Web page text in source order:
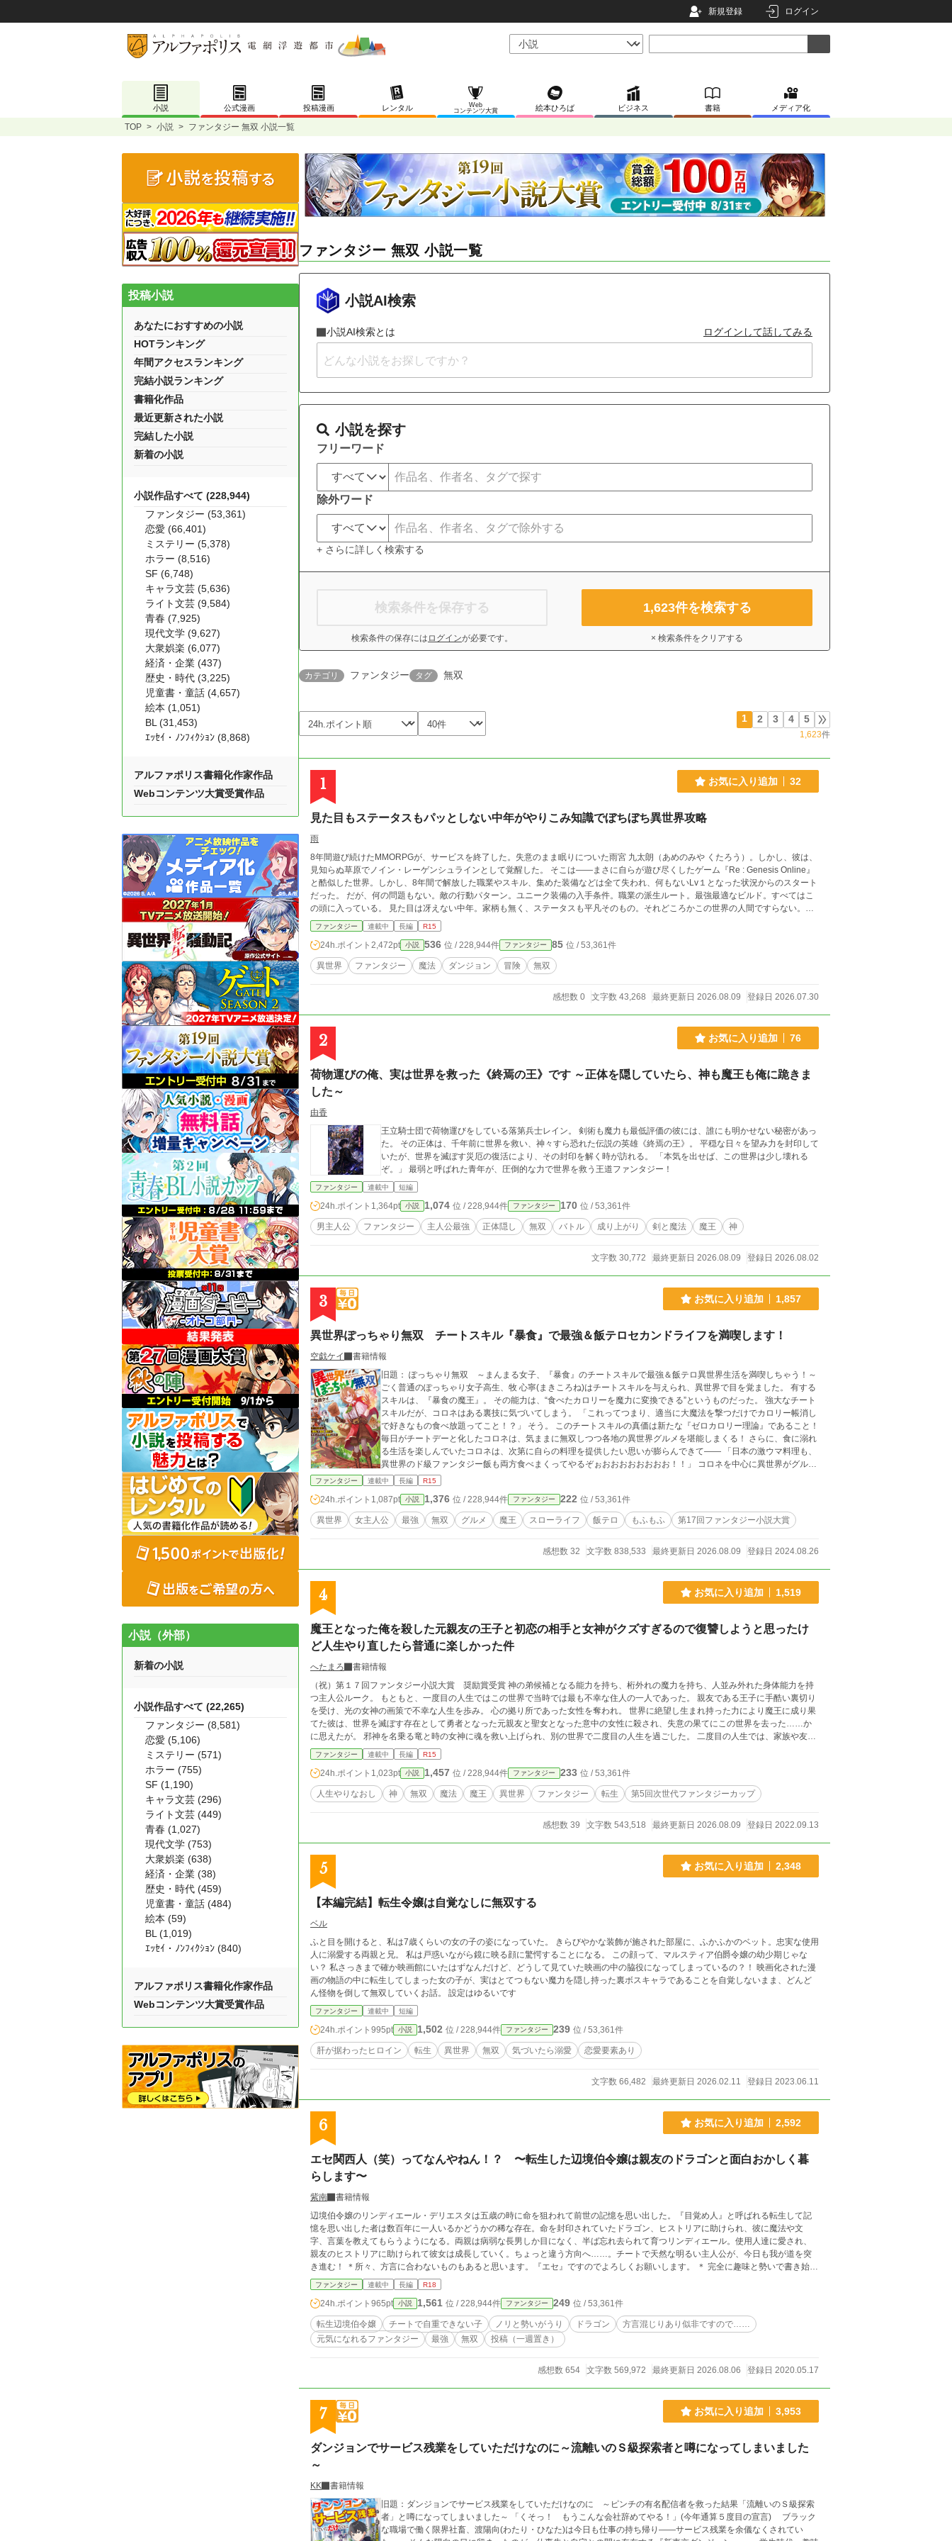
新規登録 ログイン
小説 公式漫画 投稿漫画 レンタル
Web
コンテンツ大賞
絵本ひろば ビジネス 書籍 メディア化
TOP > 小説 > ファンタジー 無双 小説一覧
ファンタジー 無双 小説一覧
小説AI検索
小説AI検索とは ログインして話してみる
小説を探す
フリーワード
除外ワード
+ さらに詳しく検索する
検索条件を保存する
検索条件の保存には ログインが必要です。
1,623件を検索する
× 検索条件をクリアする
カテゴリ ファンタジー タグ 無双
1 2 3 4 5
1,623件
1 お気に入り追加 32
見た目もステータスもパッとしない中年がやりこみ知識でぼちぼち異世界攻略
雨
8年間遊び続けたMMORPGが、サービスを終了した。失意のまま眠りについた雨宮 九太朗（あめのみや くたろう）。しかし、彼は、
見知らぬ草原でノイン・レーゲンシュラインとして覚醒した。 そこは――まさに自らが遊び尽くしたゲーム『Re : Genesis Online』
と酷似した世界。しかし、8年間で解放した職業やスキル、集めた装備などは全て失われ、何もないLv１となった状況からのスタート
だった。 だが、何の問題もない。敵の行動パターン。ユニーク装備の入手条件。職業の派生ルート。最強最適なビルド。すべてはこ
の頭に入っている。 見た目は冴えない中年。家柄も無く、ステータスも平凡そのもの。それどころかこの世界の人間ですらない。そ
れでも、その男は誰よりもこの世界について知っている。 無遠慮、かつ、非常識に。衝動的、かつ、妄動的に。しかし時には異常な
までに冷静に。周りの目などまるで気にしない。ひたすらマイペースなノインが知識を武器にこの世界を攻略する。 ※他サイト様に
も投稿しております。
ファンタジー 連載中 長編 R15
24h.ポイント 2,472pt 小説 536 位 / 228,944件 ファンタジー 85 位 / 53,361件
異世界 ファンタジー 魔法 ダンジョン 冒険 無双
感想数 0 文字数 43,268 最終更新日 2026.08.09 登録日 2026.07.30
2 お気に入り追加 76
荷物運びの俺、実は世界を救った《終焉の王》です ～正体を隠していたら、神も魔王も俺に跪きま
した～
由香
王立騎士団で荷物運びをしている落第兵士レイン。 剣術も魔力も最低評価の彼には、誰にも明かせない秘密があっ
た。 その正体は、千年前に世界を救い、神々すら恐れた伝説の英雄《終焉の王》。 平穏な日々を望み力を封印して
いたが、世界を滅ぼす災厄の復活により、その封印を解く時が訪れる。 「本気を出せば、この世界は少し壊れる
ぞ。」 最弱と呼ばれた青年が、圧倒的な力で世界を救う王道ファンタジー！
ファンタジー 連載中 短編
24h.ポイント 1,364pt 小説 1,074 位 / 228,944件 ファンタジー 170 位 / 53,361件
男主人公 ファンタジー 主人公最強 正体隠し 無双 バトル 成り上がり 剣と魔法 魔王 神
文字数 30,772 最終更新日 2026.08.09 登録日 2026.08.02
3 お気に入り追加 1,857
異世界ぽっちゃり無双 チートスキル『暴食』で最強＆飯テロセカンドライフを満喫します！
空戯ケイ
書籍情報
旧題： ぽっちゃり無双 ～まんまる女子、『暴食』のチートスキルで最強＆飯テロ異世界生活を満喫しちゃう！～
ごく普通のぽっちゃり女子高生、牧 心寧(まきころね)はチートスキルを与えられ、異世界で目を覚ました。 有する
スキルは、『暴食の魔王』。 その能力は、“食べたカロリーを魔力に変換できる”というものだった。 強大なチート
スキルだが、コロネはある裏技に気づいてしまう。 「これってつまり、適当に大魔法を撃つだけでカロリー帳消し
で好きなもの食べ放題ってこと！？」 そう。 このチートスキルの真価は新たな『ゼロカロリー理論』であること！
毎日がチートデーと化したコロネは、気ままに無双しつつ各地の異世界グルメを堪能しまくる！ さらに、食に溺れ
る生活を楽しんでいたコロネは、次第に自らの料理を提供したい思いが膨らんできて―― 「日本の激ウマ料理も、
異世界のド級ファンタジー飯も両方食べまくってやるぞぉおおおおおおおお！！」 コロネを中心に異世界がグルメ
に染め上げられていく！ ぽっちゃり×無双×グルメの異世界ファンタジー開幕！ ※【第17回ファンタジー小説大
ファンタジー 連載中 長編 R15
24h.ポイント 1,087pt 小説 1,376 位 / 228,944件 ファンタジー 222 位 / 53,361件
異世界 女主人公 最強 無双 グルメ 魔王 スローライフ 飯テロ もふもふ 第17回ファンタジー小説大賞
感想数 32 文字数 838,533 最終更新日 2026.08.09 登録日 2024.08.26
4 お気に入り追加 1,519
魔王となった俺を殺した元親友の王子と初恋の相手と女神がクズすぎるので復讐しようと思ったけ
ど人生やり直したら普通に楽しかった件
へたまろ
書籍情報
（祝）第１７回ファンタジー小説大賞 奨励賞受賞 神の弟候補となる能力を持ち、桁外れの魔力を持ち、人並み外れた身体能力を持
つ主人公ルーク。 もともと、一度目の人生ではこの世界で当時では最も不幸な住人の一人であった。 親友である王子に手酷い裏切り
を受け、光の女神の画策で不幸な人生を歩み。 心の拠り所であった女性を奪われ。 世界に絶望し生まれ持った力により魔王に成り果
てた彼は、世界を滅ぼす存在として勇者となった元親友と聖女となった意中の女性に殺され、失意の果てにこの世界を去った……か
に思えたが。 邪神を名乗る竜と時の女神に魂を救い上げられ、別の世界で二度目の人生を過ごした。 二度目の人生では、家族や友人
に囲まれて幸せな一生を送る。 ９９歳までの大往生ののち邪神に連れられて、三度目の人生をまた最初の世界で過ごすことに。 二度
目の人生での経験を活かして頑張ってねと、時の女神様に言われて。 やり直しの機会……本人は、正直どっちでも良かったみたいだ
が。 自重を控えめに、持てる力をなるべくフルで発揮しつつ、幸せな未来を目指して頑張る主人公。 実家の領地を発展させつつ、好
き勝手出来る役職を手に入れて、精一杯楽しむために彼は全力で日々を生きる。 家族との絆、強敵と書く親友との出会い。 青春あ
り、恋愛あり、涙あり……かもしれない物語。 目下の目的は光の女神討伐。 最初の人生を壊された男の復讐の人生が、いま始ま
ファンタジー 連載中 長編 R15
24h.ポイント 1,023pt 小説 1,457 位 / 228,944件 ファンタジー 233 位 / 53,361件
人生やりなおし 神 無双 魔法 魔王 異世界 ファンタジー 転生 第5回次世代ファンタジーカップ
感想数 39 文字数 543,518 最終更新日 2026.08.09 登録日 2022.09.13
5 お気に入り追加 2,348
【本編完結】転生令嬢は自覚なしに無双する
ベル
ふと目を開けると、私は7歳くらいの女の子の姿になっていた。 きらびやかな装飾が施された部屋に、ふかふかのベット。忠実な使用
人に溺愛する両親と兄。 私は戸惑いながら鏡に映る顔に驚愕することになる。 この顔って、マルスティア伯爵令嬢の幼少期じゃな
い？ 私さっきまで確か映画館にいたはずなんだけど、どうして見ていた映画の中の脇役になってしまっているの？！ 映画化された漫
画の物語の中に転生してしまった女の子が、実はとてつもない魔力を隠し持った裏ボスキャラであることを自覚しないまま、どんど
ん怪物を倒して無双していくお話。 設定はゆるいです
ファンタジー 連載中 短編
24h.ポイント 995pt 小説 1,502 位 / 228,944件 ファンタジー 239 位 / 53,361件
肝が据わったヒロイン 転生 異世界 無双 気づいたら溺愛 恋愛要素あり
文字数 66,482 最終更新日 2026.02.11 登録日 2023.06.11
6 お気に入り追加 2,592
エセ関西人（笑）ってなんやねん！？ 〜転生した辺境伯令嬢は親友のドラゴンと面白おかしく暮
らします〜
紫南
書籍情報
辺境伯令嬢のリンディエール・デリエスタは五歳の時に命を狙われて前世の記憶を思い出した。『目覚め人』と呼ばれる転生して記
憶を思い出した者は数百年に一人いるかどうかの稀な存在。命を封印されていたドラゴン、ヒストリアに助けられ、彼に魔法や文
字、言葉を教えてもらうようになる。両親は病弱な長男しか目になく、半ば忘れ去られて育つリンディエール。使用人達に愛され、
親友のヒストリアに助けられて彼女は成長していく。ちょっと違う方向へ……。チートで天然な明るい主人公が、今日も我が道を突
き進む！ ＊所々、方言に合わないものもあると思います。『エセ』ですのでよろしくお願いします。 ＊ 完全に趣味と勢いで書き始め
た作品です。ちょっとした息抜き、疲れた時のサプリとしてお使いください。 ご利用は計画的に（笑）
ファンタジー 連載中 長編 R18
24h.ポイント 965pt 小説 1,561 位 / 228,944件 ファンタジー 249 位 / 53,361件
転生辺境伯令嬢 チートで自重できない子 ノリと勢いがうり ドラゴン
方言混じりあり似非ですので……
元気になれるファンタジー
最強 無双 投稿（一週置き）
感想数 654 文字数 569,972 最終更新日 2026.08.06 登録日 2020.05.17
7 お気に入り追加 3,953
ダンジョンでサービス残業をしていただけなのに～流離いのＳ級探索者と噂になってしまいました
～
KK
書籍情報
旧題：ダンジョンでサービス残業をしていただけなのに ～ピンチの有名配信者を救った結果「流離いのＳ級探索
者」と噂になってしまいました～ 「くそっ！ もうこんな会社辞めてやる！」(今年通算５度目の宣言) ブラック
な職場で働く限界社畜、渡陽向(わたり・ひなた)は今日も仕事の持ち帰り――サービス残業を余儀なくされてい
投稿小説
あなたにおすすめの小説
HOTランキング
年間アクセスランキング
完結小説ランキング
書籍化作品
最近更新された小説
完結した小説
新着の小説
小説作品すべて (228,944)
ファンタジー (53,361)
恋愛 (66,401)
ミステリー (5,378)
ホラー (8,516)
SF (6,748)
キャラ文芸 (5,636)
ライト文芸 (9,584)
青春 (7,925)
現代文学 (9,627)
大衆娯楽 (6,077)
経済・企業 (437)
歴史・時代 (3,225)
児童書・童話 (4,657)
絵本 (1,051)
BL (31,453)
ｴｯｾｲ・ﾉﾝﾌｨｸｼｮﾝ (8,868)
アルファポリス書籍化作家作品
Webコンテンツ大賞受賞作品
小説（外部）
新着の小説
小説作品すべて (22,265)
ファンタジー (8,581)
恋愛 (5,106)
ミステリー (571)
ホラー (755)
SF (1,190)
キャラ文芸 (296)
ライト文芸 (449)
青春 (1,027)
現代文学 (753)
大衆娯楽 (638)
経済・企業 (38)
歴史・時代 (459)
児童書・童話 (484)
絵本 (59)
BL (1,019)
ｴｯｾｲ・ﾉﾝﾌｨｸｼｮﾝ (840)
アルファポリス書籍化作家作品
Webコンテンツ大賞受賞作品